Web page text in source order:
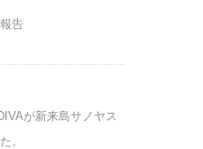
告
が新来島サノヤス
。